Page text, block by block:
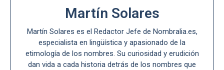
Martín Solares
Martín Solares es el Redactor Jefe de Nombralia.es,
especialista en lingüística y apasionado de la
etimología de los nombres. Su curiosidad y erudición
dan vida a cada historia detrás de los nombres que